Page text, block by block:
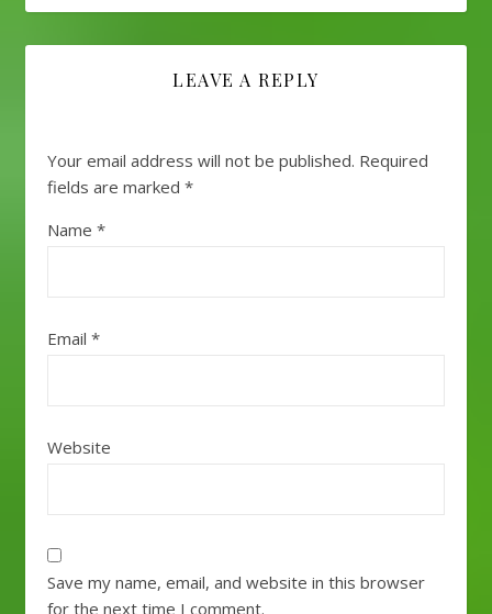
LEAVE A REPLY
Your email address will not be published. Required
fields are marked *
Name *
Email *
Website
Save my name, email, and website in this browser
for the next time I comment.